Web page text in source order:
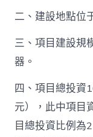
二、建設地點位
三、項目建設規
器。
四、項目總投資
元），此中項目
目總投資比例為